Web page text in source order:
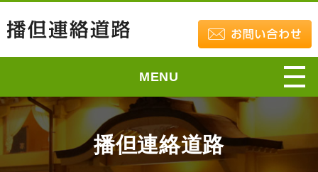
MENU
播但連絡道路